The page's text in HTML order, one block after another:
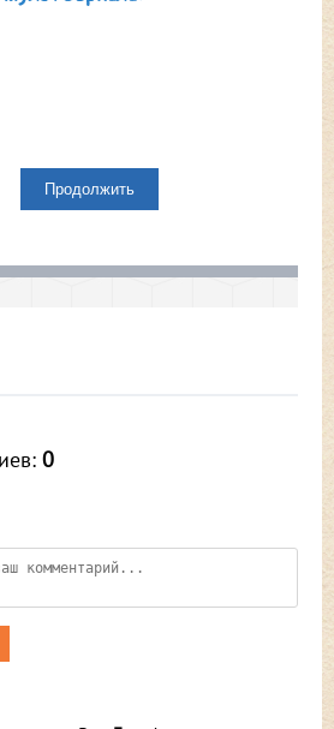
: 0